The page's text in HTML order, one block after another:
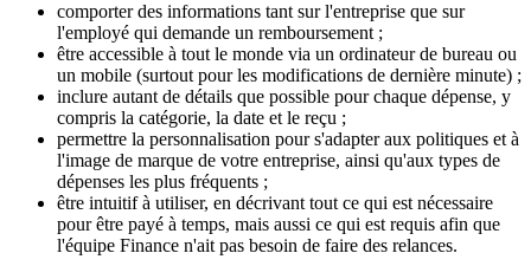
comporter des informations tant sur l'entreprise que sur
l'employé qui demande un remboursement ;
être accessible à tout le monde via un ordinateur de bureau ou
un mobile (surtout pour les modifications de dernière minute) ;
inclure autant de détails que possible pour chaque dépense, y
compris la catégorie, la date et le reçu ;
permettre la personnalisation pour s'adapter aux politiques et à
l'image de marque de votre entreprise, ainsi qu'aux types de
dépenses les plus fréquents ;
être intuitif à utiliser, en décrivant tout ce qui est nécessaire
pour être payé à temps, mais aussi ce qui est requis afin que
l'équipe Finance n'ait pas besoin de faire des relances.